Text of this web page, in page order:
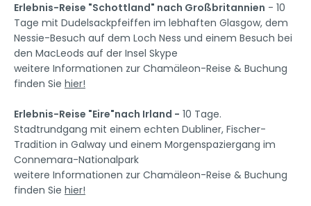
Erlebnis-Reise "Schottland" nach Großbritannien - 10
Tage mit Dudelsackpfeiffen im lebhaften Glasgow, dem
Nessie-Besuch auf dem Loch Ness und einem Besuch bei
den MacLeods auf der Insel Skype
weitere Informationen zur Chamäleon-Reise & Buchung
finden Sie hier!
Erlebnis-Reise "Eire"nach Irland - 10 Tage.
Stadtrundgang mit einem echten Dubliner, Fischer-
Tradition in Galway und einem Morgenspaziergang im
Connemara-Nationalpark
weitere Informationen zur Chamäleon-Reise & Buchung
finden Sie hier!